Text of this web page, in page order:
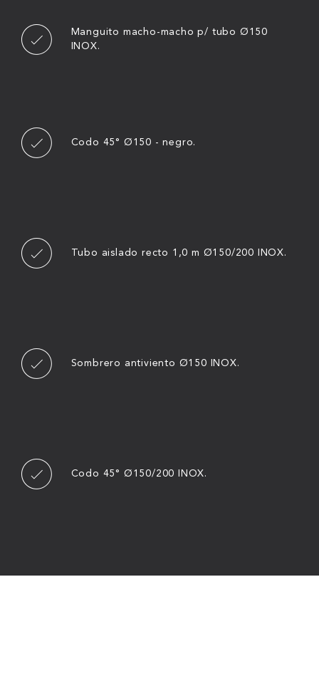
Manguito macho-macho p/ tubo Ø150
INOX.
Codo 45° Ø150 - negro.
Tubo aislado recto 1,0 m Ø150/200 INOX.
Sombrero antiviento Ø150 INOX.
Codo 45° Ø150/200 INOX.